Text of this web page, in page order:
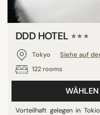
DDD HOTEL ★★★
Tokyo
Siehe auf
122 rooms
WÄHLEN
Vorteilhaft gelegen in